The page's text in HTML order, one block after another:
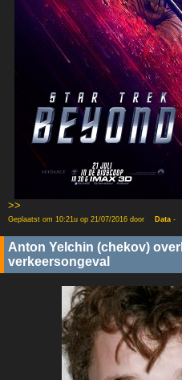
>>
Geplaatst om 10:21u op 21/07/2016 door Data -
Anton Yelchin (chekov)
verkeersongeval